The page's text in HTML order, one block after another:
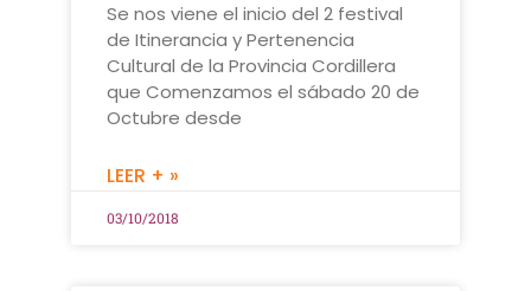
Se nos viene el inicio del 2 festival
de Itinerancia y Pertenencia
Cultural de la Provincia Cordillera
que Comenzamos el sábado 20 de
Octubre desde
LEER + »
03/10/2018